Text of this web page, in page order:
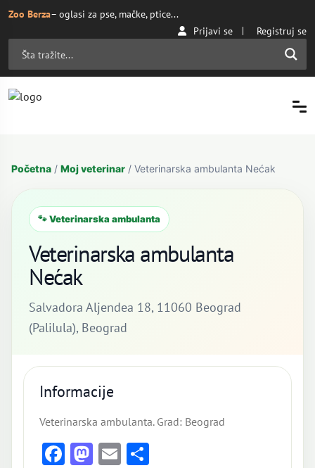
Zoo Berza– oglasi za pse, mačke, ptice...
Prijavi se
Registruj se
Početna / Moj veterinar / Veterinarska ambulanta Nećak
🐾 Veterinarska ambulanta
Veterinarska ambulanta
Nećak
Salvadora Aljendea 18, 11060 Beograd
(Palilula), Beograd
Informacije
Veterinarska ambulanta. Grad: Beograd
Facebook
Mastodon
Email